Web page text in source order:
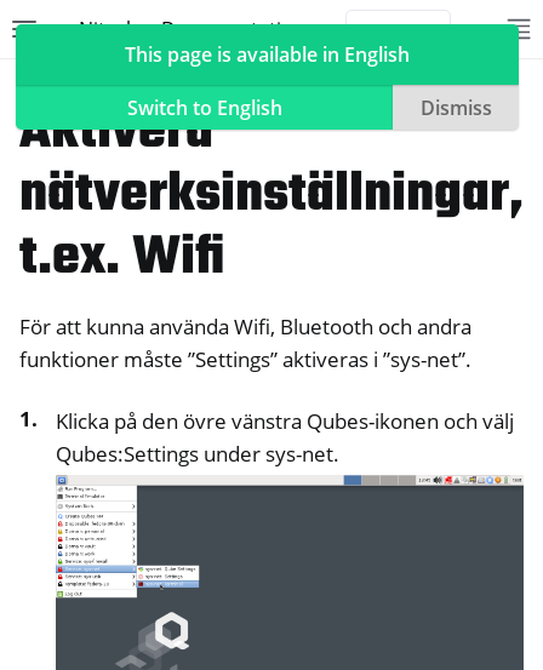
Nitrokey Documentation
navigation of NitroPad, NitroPC
navigation of Heads
Aktivera
nätverksinställningar,
t.ex. Wifi
För att kunna använda Wifi, Bluetooth och andra
funktioner måste ”Settings” aktiveras i ”sys-net”.
Klicka på den övre vänstra Qubes-ikonen och välj
Qubes:Settings under sys-net.
This page is available in English
Switch to English
Dismiss